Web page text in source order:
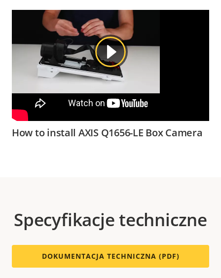
How to install AXIS Q1656-LE Box Camera
Specyfikacje techniczne
DOKUMENTACJA TECHNICZNA (PDF)